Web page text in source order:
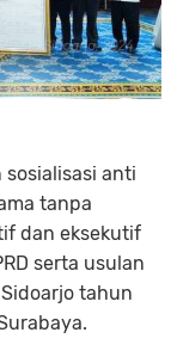
sosialisasi anti
tanpa
dan eksekutif
serta usulan
tahun